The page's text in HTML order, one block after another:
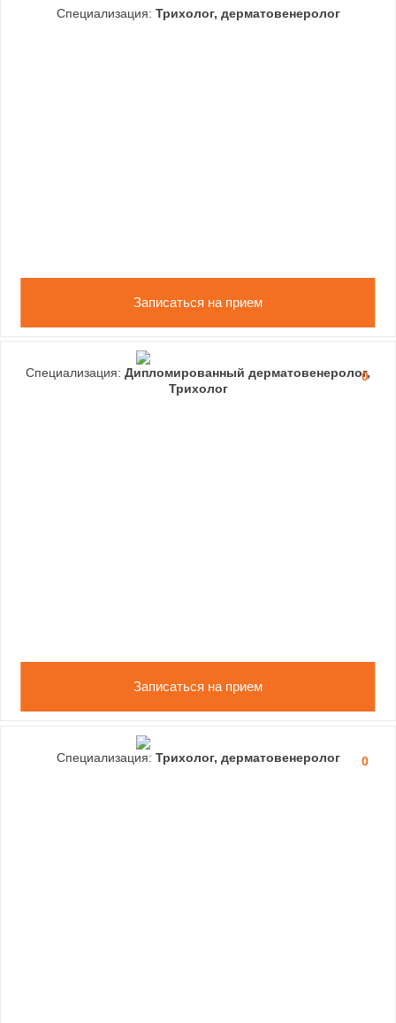
Специализация: Трихолог, дерматовенеролог
Записаться на прием
0
Специализация: Дипломированный дерматовенеролог,
Трихолог
Записаться на прием
0
Специализация: Трихолог, дерматовенеролог